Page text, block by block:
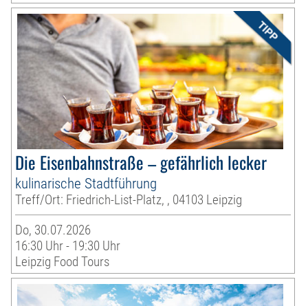
Die Eisenbahnstraße – gefährlich lecker
kulinarische Stadtführung
Treff/Ort: Friedrich-List-Platz, , 04103 Leipzig
Do, 30.07.2026
16:30 Uhr - 19:30 Uhr
Leipzig Food Tours